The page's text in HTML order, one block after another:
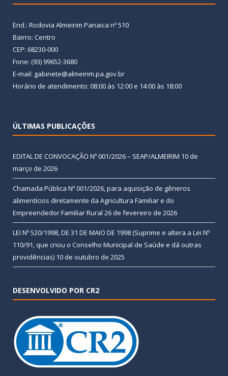
End.: Rodovia Almeirim Panaica nº 510
Bairro: Centro
CEP: 68230-000
Fone: (93) 99652-3680
E-mail: gabinete@almeirim.pa.gov.br
Horário de atendimento: 08:00 às 12:00 e 14:00 às 18:00
ÚLTIMAS PUBLICAÇÕES
EDITAL DE CONVOCAÇÃO Nº 001/2026 – SEAP/ALMEIRIM 10 de
março de 2026
Chamada Pública Nº 001/2026, para aquisição de gêneros
alimentícios diretamente da Agricultura Familiar e do
Empreendedor Familiar Rural 26 de fevereiro de 2026
LEI Nº 520/1998, DE 31 DE MAIO DE 1998 (Suprime e altera a Lei Nº
110/91, que criou o Conselho Municipal de Saúde e dá outras
providências) 10 de outubro de 2025
DESENVOLVIDO POR CR2